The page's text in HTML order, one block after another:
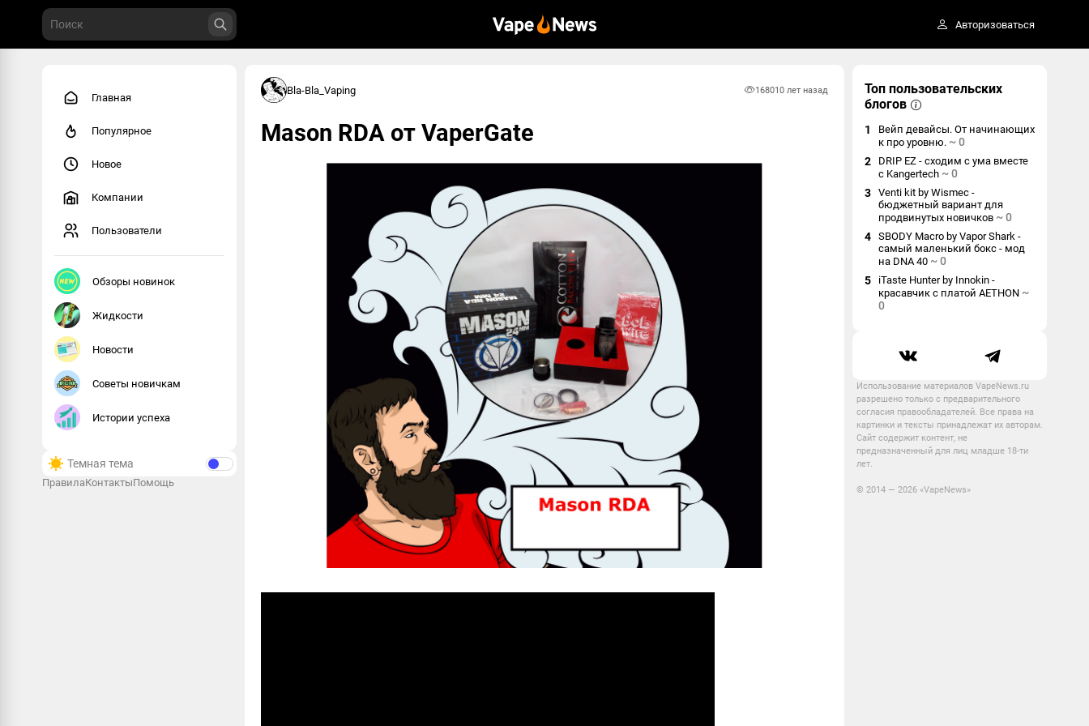
Авторизоваться
Главная
Популярное
Новое
Компании
Пользователи
Обзоры новинок
Жидкости
Новости
Советы новичкам
Истории успеха
Темная тема
ПравилаКонтактыПомощь
Bla-Bla_Vaping 168010 лет назад
Mason RDA от VaperGate
Топ пользовательских
блогов
1
Вейп девайсы. От начинающих
к про уровню. ~0
2
DRIP EZ - сходим с ума вместе
с Kangertech ~0
3 Venti kit by Wismec -
бюджетный вариант для
продвинутых новичков ~0
4 SBODY Macro by Vapor Shark -
самый маленький бокс - мод
на DNA 40 ~0
5
iTaste Hunter by Innokin -
красавчик с платой AETHON ~
0
Использование материалов VapeNews.ru
разрешено только с предварительного
согласия правообладателей. Все права на
картинки и тексты принадлежат их авторам.
Сайт содержит контент, не
предназначенный для лиц младше 18-ти
лет.
© 2014 — 2026 «VapeNews»